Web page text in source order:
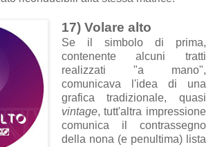
17) Volare alto
Se il simbolo di prima,
contenente alcuni tratti
realizzati "a mano",
comunicava l'idea di una
grafica tradizionale, quasi
vintage, tutt'altra impressione
comunica il contrassegno
della nona (e penultima) lista